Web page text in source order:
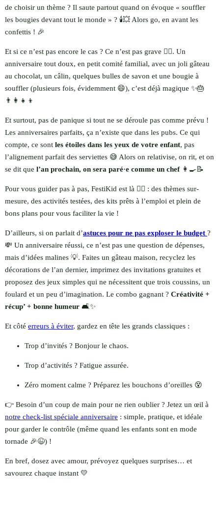
de choisir un thème ? Il saute partout quand on évoque « souffler
les bougies devant tout le monde » ? 🕯️💥 Alors go, en avant les
confettis ! 🎉
Et si ce n’est pas encore le cas ? Ce n’est pas grave 🧘‍♂️. Un
anniversaire tout doux, en petit comité familial, avec un joli gâteau
au chocolat, un câlin, quelques bulles de savon et une bougie à
souffler (plusieurs fois, évidemment 😄), c’est déjà magique ✨🎂
👨‍👩‍👧‍👦
Et surtout, pas de panique si tout ne se déroule pas comme prévu !
Les anniversaires parfaits, ça n’existe que dans les pubs. Ce qui
compte, ce sont les étoiles dans les yeux de votre enfant, pas
l’alignement parfait des serviettes 😅 Alors on relativise, on rit, et on
se dit que l’an prochain, on sera paré·e comme un chef👩‍🍳📝
Pour vous guider pas à pas, FestiKid est là 🦸‍♀️ : des thèmes sur-
mesure, des activités testées, des kits prêts à l’emploi et plein de
bons plans pour vous faciliter la vie !
D’ailleurs, si on parlait d’astuces pour ne pas exploser le budget ?
💸 Un anniversaire réussi, ce n’est pas une question de dépenses,
mais d’idées malines 💡. Faites un gâteau maison, recyclez les
décorations de l’an dernier, imprimez des invitations gratuites et
proposez des jeux simples qui ne nécessitent que trois coussins, un
foulard et un peu d’imagination. Le combo gagnant ? Créativité +
récup’ + bonne humeur 🛋️✨
Et côté erreurs à éviter, gardez en tête les grands classiques :
Trop d’invités ? Bonjour le chaos.
Trop d’activités ? Fatigue assurée.
Zéro moment calme ? Préparez les bouchons d’oreilles 😵
👉 Besoin d’un coup de main pour ne rien oublier ? Jetez un œil à
notre check-list spéciale anniversaire : simple, pratique, et idéale
pour garder le contrôle (même quand les enfants sont en mode
tornade 🎉😉) !
En bref, dosez avec amour, prévoyez quelques surprises… et
savourez chaque instant 💛